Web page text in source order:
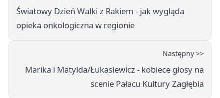
Światowy Dzień Walki z Rakiem - jak wygląda
opieka onkologiczna w regionie
Następny >>
Marika i Matylda/Łukasiewicz - kobiece głosy na
scenie Pałacu Kultury Zagłębia